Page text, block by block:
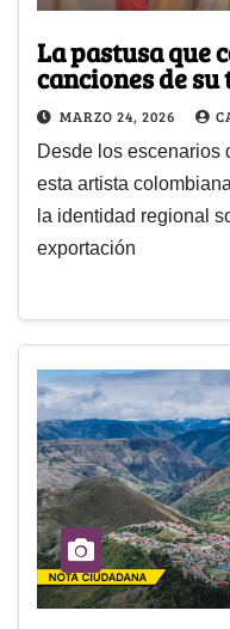
La pastusa que
canciones de
MARZO 24, 2026
Desde los escenarios
esta artista
la identidad regional
exportación